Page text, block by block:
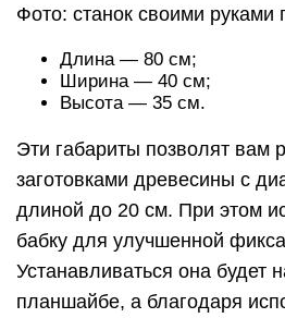
Фото: станок своими руками
Длина — 80 см;
Ширина — 40 см;
Высота — 35 см.
Эти габариты позволят вам
заготовками древесины с
длиной до 20 см. При этом
бабку для улучшенной
Устанавливаться она будет
планшайбе, а благодаря